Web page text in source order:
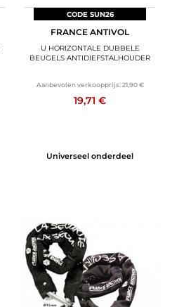
CODE SUN26
FRANCE ANTIVOL
U HORIZONTALE DUBBELE
BEUGELS ANTIDIEFSTALHOUDER
Aanbevolen verkoopprijs: 21,90 €
19,71 €
Universeel onderdeel